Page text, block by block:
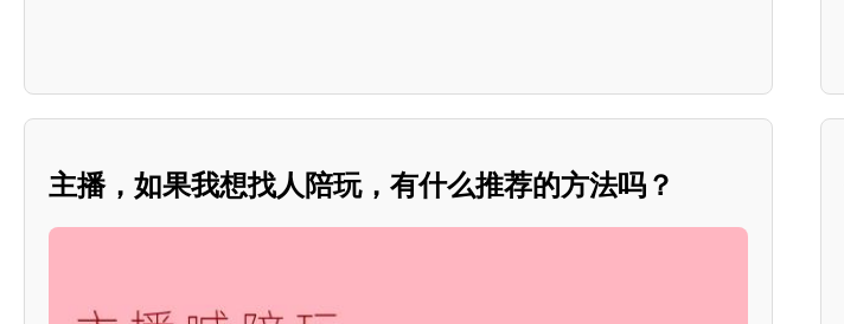
主播，如果我想找人陪玩，有什么推荐的方法吗？